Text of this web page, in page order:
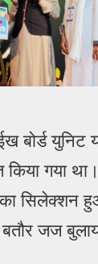
बोर्ड युनिट
किया गया
सिलेक्शन
जज